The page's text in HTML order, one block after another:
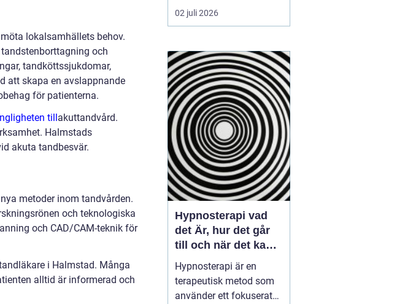
lokalsamhällets behov.
och
tandköttssjukdomar,
att skapa en avslappnande
för patienterna.
tillakuttandvård.
Halmstads
akuta tandbesvär.
metoder inom tandvården.
och teknologiska
och CAD/CAM-teknik för
i Halmstad. Många
alltid är informerad och
och smärta har blivit för
mycket, eller behovet av
sig starkare än
vardagens tempo.
Samtidigt kan utbudet
kän...
02 juli 2026
Hypnosterapi vad
det Är, hur det går
till och när det kan
hjälpa
Hypnosterapi är en
terapeutisk metod som
använder ett fokuserat